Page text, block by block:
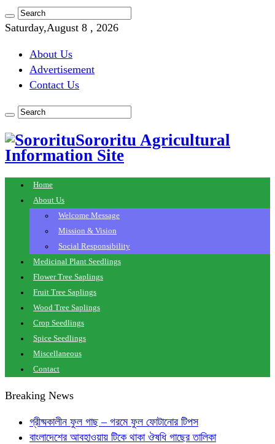
Saturday,August 8 , 2026
About Us
Advertisement
Contact Us
Sororitu Agricultural
Information Site
Home
About Us
Welcome Message
Mission & Vision
Social Responsibility
Medicinal Plant Seedlings
Flower Tree Saplings
Fruit Tree Saplings
Wood Tree Saplings
Crop Seedlings
Spice Seedlings
Miscellaneous
Contact
Breaking News
গ্রীষ্মকালীন ফুল গাছ – গরমে ফুল ফোটানোর টিপস
বাংলাদেশের আবহাওয়ায় টিকে থাকা ঔষধি গাছের তালিকা